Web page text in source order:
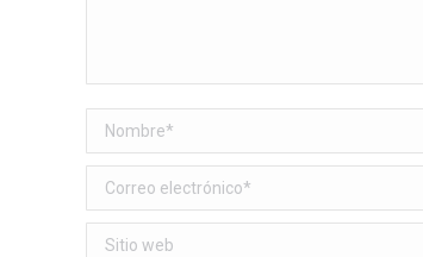
Nombre *
Correo electrónico *
Sitio web